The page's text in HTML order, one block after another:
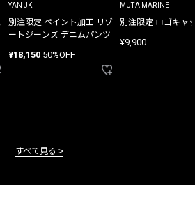
YANUK
別注限定 ペイント加工 リゾ
ートジーンズ デニムパンツ
¥18,150 50%OFF
MUTA MARINE
別注限定 ロゴキャ
¥9,900
すべて見る